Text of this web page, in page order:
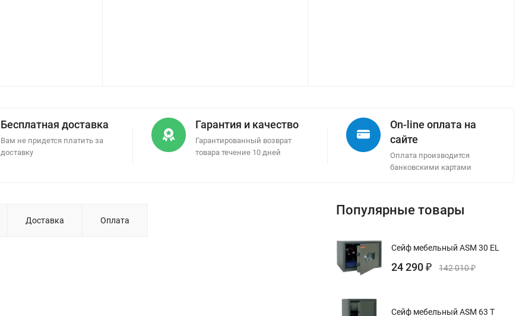
Бесплатная доставка
Вам не придется платить за
доставку
Гарантия и качество
Гарантированный возврат
товара течение 10 дней
On-line оплата на
сайте
Оплата производится
банковскими картами
Доставка Оплата
Популярные товары
Сейф мебельный ASM 30 EL
24 290 ₽ 142 010₽
Сейф мебельный ASM 63 T